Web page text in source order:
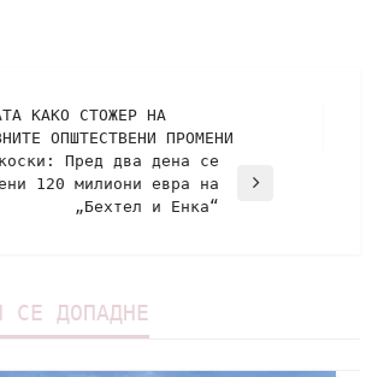
КАКО СТОЖЕР НА
ОПШТЕСТВЕНИ ПРОМЕНИ
Пред два дена се
120 милиони евра на
„Бехтел и Енка“
СЕ ДОПАДНЕ